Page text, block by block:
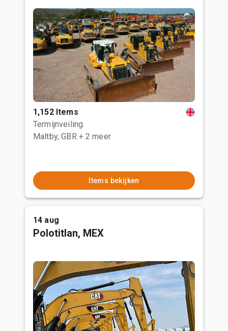
1,152 Items
Termijnveiling
Maltby, GBR + 2 meer
Items bekijken
14 aug
Polotitlan, MEX